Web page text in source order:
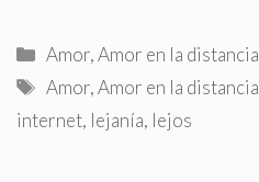
Categorías
Amor,Amor en la distancia
Etiquetas
Amor,Amor en la distancia
internet, lejanía, lejos